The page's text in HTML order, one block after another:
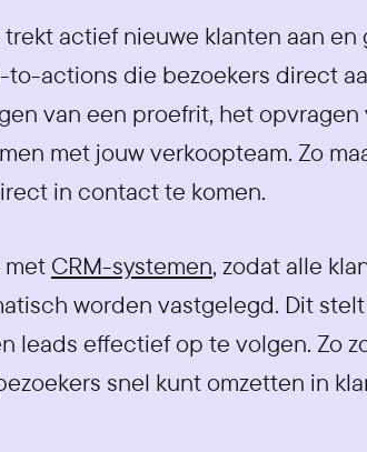
actief nieuwe klanten aan en
actions die bezoekers direct
van een proefrit, het
met jouw verkoopteam. Zo
in contact te komen.
met CRM-systemen, zodat alle
worden vastgelegd. Dit
leads effectief op te volgen. Zo
snel kunt omzetten in